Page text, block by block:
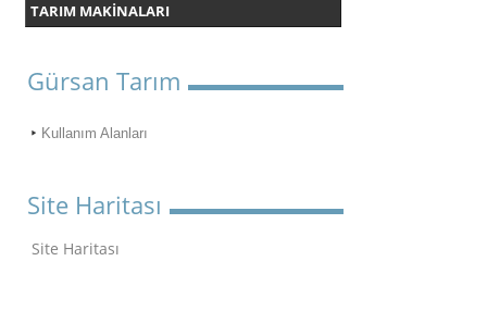
TARIM MAKİNALARI
Gürsan Tarım
Kullanım Alanları
Site Haritası
Site Haritası